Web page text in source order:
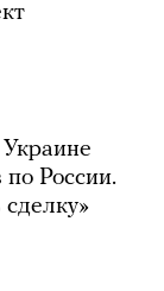
по России.